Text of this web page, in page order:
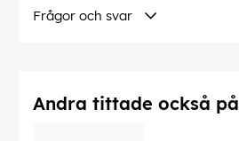
Frågor och svar
Andra tittade också på